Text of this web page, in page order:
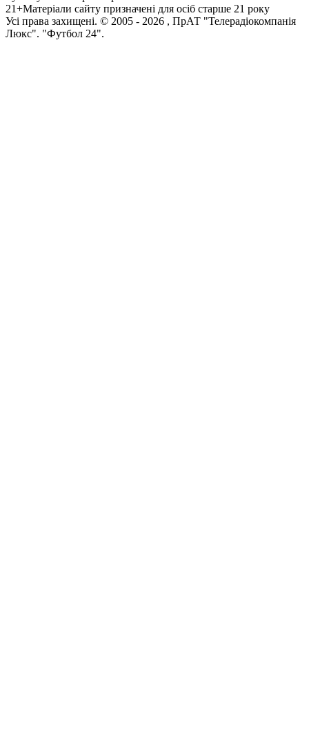
21+Матеріали сайту призначені для осіб старше 21 року
Усi права захищенi. © 2005 - 2026 , ПрАТ "Телерадіокомпанія
Люкс". "Футбол 24".